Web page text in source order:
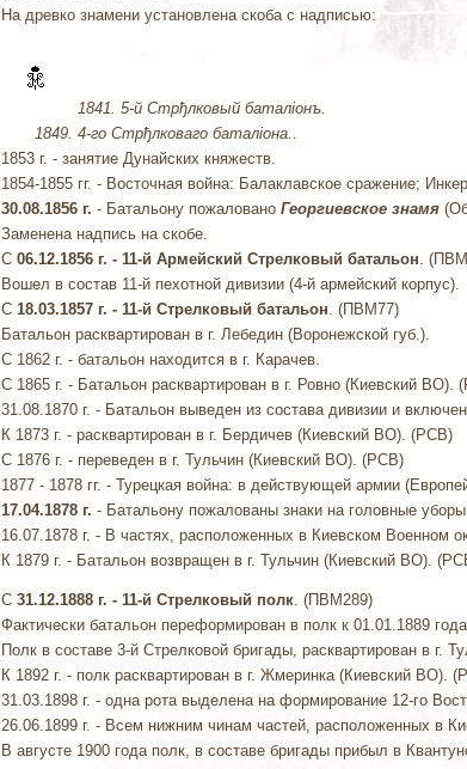
На древко знамени установлена скоба с надписью:
1841. 5-й Стрђлковый баталiонъ.
1849. 4-го Стрђлковаго баталiона. .
1853 г. - занятие Дунайских княжеств.
1854-1855 гг. - Восточная война: Балаклавское сражение;
30.08.1856 г. - Батальону пожаловано Георгиевское знамя
Заменена надпись на скобе.
С 06.12.1856 г. - 11-й Армейский Стрелковый батальон.
Вошел в состав 11-й пехотной дивизии (4-й армейский корпус).
С 18.03.1857 г. - 11-й Стрелковый батальон. (ПВМ77)
Батальон расквартирован в г. Лебедин (Воронежской губ.).
С 1862 г. - батальон находится в г. Карачев.
С 1865 г. - Батальон расквартирован в г. Ровно (Киевский ВО).
31.08.1870 г. - Батальон выведен из состава дивизии и
К 1873 г. - расквартирован в г. Бердичев (Киевский ВО). (РСВ)
C 1876 г. - переведен в г. Тульчин (Киевский ВО). (РСВ)
1877 - 1878 гг. - Турецкая война: в действующей армии
17.04.1878 г. - Батальону пожалованы знаки на головные
16.07.1878 г. - В частях, расположенных в Киевском
К 1879 г. - Батальон возвращен в г. Тульчин (Киевский ВО).
С 31.12.1888 г. - 11-й Стрелковый полк. (ПВМ289)
Фактически батальон переформирован в полк к 01.01.1889
Полк в составе 3-й Стрелковой бригады, расквартирован в г.
К 1892 г. - полк расквартирован в г. Жмеринка (Киевский ВО).
31.03.1898 г. - одна рота выделена на формирование 12-го
26.06.1899 г. - Всем нижним чинам частей, расположенных в
В августе 1900 года полк, в составе бригады прибыл в